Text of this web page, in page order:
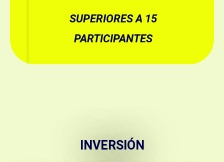
SUPERIORES A 15
PARTICIPANTES
INVERSIÓN